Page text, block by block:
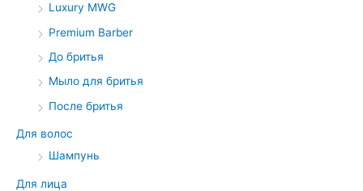
Luxury MWG
Premium Barber
До бритья
Мыло для бритья
После бритья
Для волос
Шампунь
Для лица